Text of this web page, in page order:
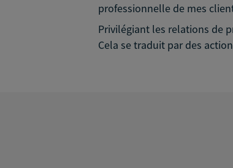
professionnelle de mes
Privilégiant les relations de
Cela se traduit par des